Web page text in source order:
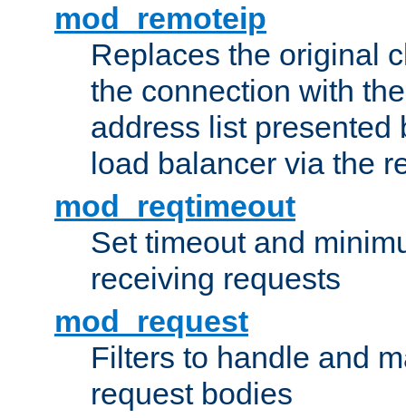
mod_remoteip
Replaces the original
the connection with
address list presented
load balancer via the
mod_reqtimeout
Set timeout and
receiving requests
mod_request
Filters to handle and
request bodies